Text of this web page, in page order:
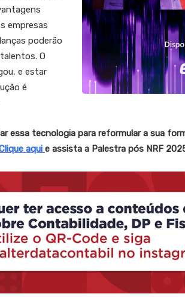
empresas
poderão
O
e estar
é
essa tecnologia para reformular a sua
aqui e assista a Palestra pós NRF